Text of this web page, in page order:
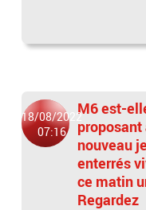
18/08/2022
07:16
M6 est-
proposant
nouveau
enterrés
ce matin
Regardez